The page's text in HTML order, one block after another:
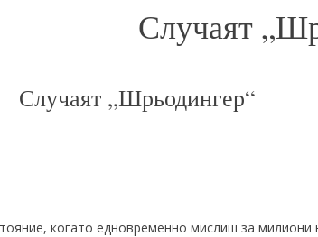
Случаят
Случаят „Шрьодингер“
когато едновременно мислиш за милиони